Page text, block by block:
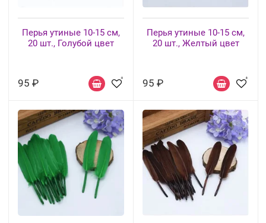
Перья утиные 10-15 см,
20 шт., Голубой цвет
95 ₽
Перья утиные 10-15 см,
20 шт., Желтый цвет
95 ₽